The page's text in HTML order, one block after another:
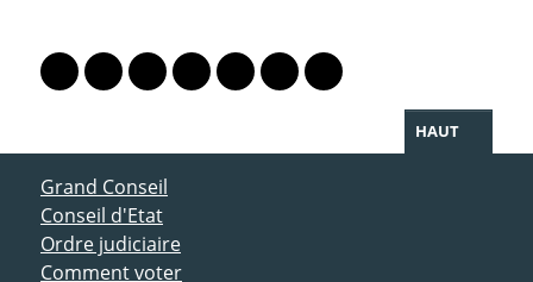
Lien vers le profil Mastodon
Lien vers le profil Bluesky
Lien vers le profil Instagram
Lien vers le profil Linkedin
Lien vers le profil Facebook
Lien vers le profil Twitter
Partager par WhatsApp
HAUT
ACCÈS DIRECT
Grand Conseil
Conseil d'Etat
Ordre judiciaire
Comment voter